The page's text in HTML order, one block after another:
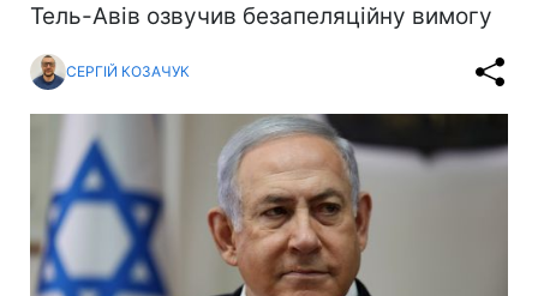
Тель-Авів озвучив безапеляційну вимогу
СЕРГІЙ КОЗАЧУК